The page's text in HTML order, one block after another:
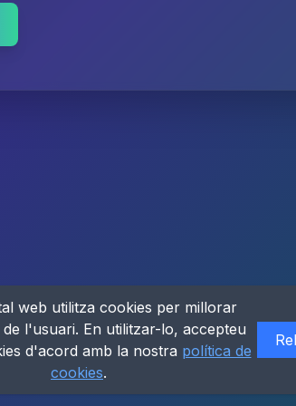
web utilitza cookies per millorar
l'usuari. En utilitzar-lo, accepteu
d'acord amb la nostra política de
cookies.